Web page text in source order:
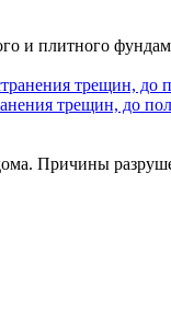
и плитного
трещин, до
Причины